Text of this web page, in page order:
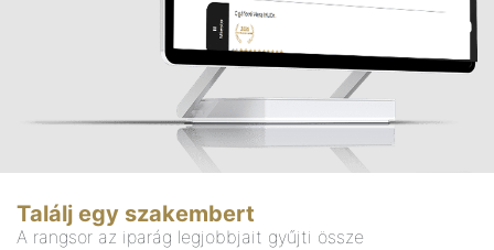
Találj egy szakembert
A rangsor az iparág legjobbjait gyűjti össze